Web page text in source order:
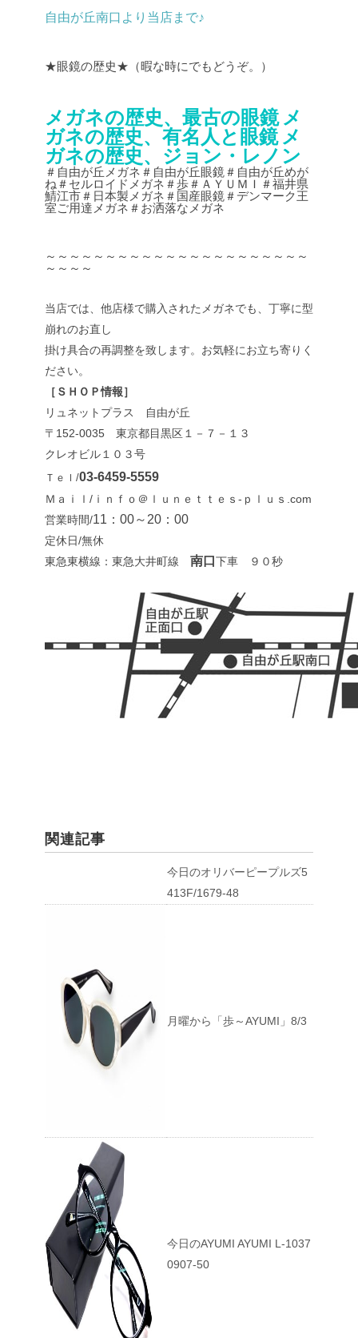
自由が丘南口より当店まで♪
★眼鏡の歴史★（暇な時にでもどうぞ。）
メガネの歴史、最古の眼鏡 メ
ガネの歴史、有名人と眼鏡 メ
ガネの歴史、ジョン・レノン
＃自由が丘メガネ＃自由が丘眼鏡＃自由が丘めが
ね＃セルロイドメガネ＃歩＃ＡＹＵＭＩ＃福井県
鯖江市＃日本製メガネ＃国産眼鏡＃デンマーク王
室ご用達メガネ＃お洒落なメガネ
～～～～～～～～～～～～～～～～～～～～～～
～～～～
当店では、他店様で購入されたメガネでも、丁寧に型
崩れのお直し
掛け具合の再調整を致します。お気軽にお立ち寄りく
ださい。
［ＳＨＯＰ情報］
リュネットプラス 自由が丘
〒152-0035 東京都目黒区１－７－１３
クレオビル１０３号
Ｔｅｌ/03-6459-5559
Ｍａｉｌ/ｉｎｆｏ＠ｌｕｎｅｔｔｅｓ-ｐｌｕｓ.com
営業時間/11：00～20：00
定休日/無休
東急東横線：東急大井町線 南口 下車 ９０秒
関連記事
今日のオリバーピープルズ5
413F/1679-48
月曜から「歩～AYUMI」8/3
今日のAYUMI AYUMI L-1037
0907-50